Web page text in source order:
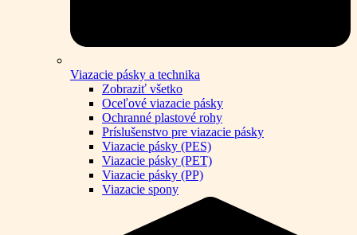
Viazacie pásky a technika
Zobraziť všetko
Oceľové viazacie pásky
Ochranné plastové rohy
Príslušenstvo pre viazacie pásky
Viazacie pásky (PES)
Viazacie pásky (PET)
Viazacie pásky (PP)
Viazacie spony